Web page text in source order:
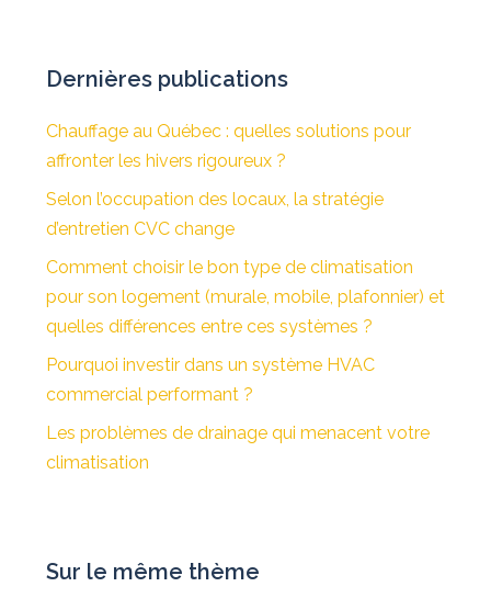
Dernières publications
Chauffage au Québec : quelles solutions pour
affronter les hivers rigoureux ?
Selon l’occupation des locaux, la stratégie
d’entretien CVC change
Comment choisir le bon type de climatisation
pour son logement (murale, mobile, plafonnier) et
quelles différences entre ces systèmes ?
Pourquoi investir dans un système HVAC
commercial performant ?
Les problèmes de drainage qui menacent votre
climatisation
Sur le même thème